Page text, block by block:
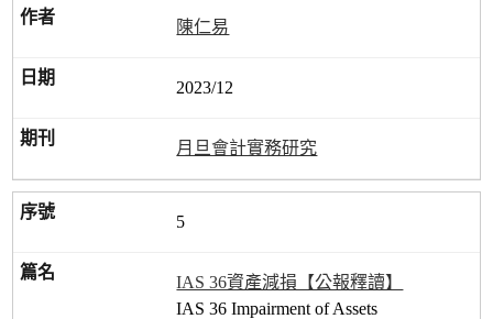
陳仁易
2023/12
月旦會計實務研究
5
IAS 36資產減損【公報釋讀】
IAS 36 Impairment of Assets